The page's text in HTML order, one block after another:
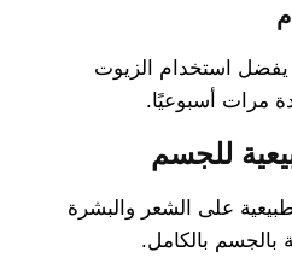
يفضل استخدام الزيوت
مرات أسبوعيًا.
للجسم
على الشعر والبشرة
بالجسم بالكامل.